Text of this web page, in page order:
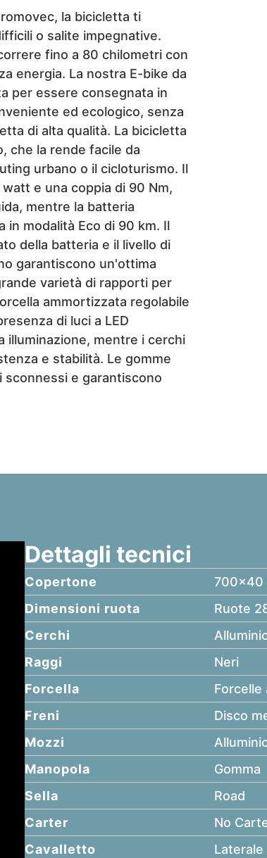
la bicicletta ti
o salite impegnative.
fino a 80 chilometri con
energia. La nostra E-bike da
per essere consegnata in
ed ecologico, senza
di alta qualità. La bicicletta
che la rende facile da
urbano o il cicloturismo. Il
e una coppia di 90 Nm,
mentre la batteria
modalità Eco di 90 km. Il
della batteria e il livello di
garantiscono un'ottima
varietà di rapporti per
ammortizzata regolabile
di luci a LED
illuminazione, mentre i cerchi
e stabilità. Le gomme
e garantiscono
Dettagli tecnici
Copertone
700x40
Dimensioni ruota
Ruote
Cerchi
Raggi
Neri
Forcella
Forcelle
Freni
Disco
Mozzi
Manopola
Gomma
Sella
Road
Carter
No
Cavalletto
Laterale